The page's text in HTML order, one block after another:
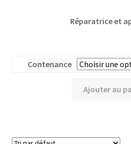
Réparatrice et
Contenance
Ajouter au